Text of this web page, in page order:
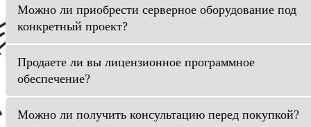
Можно ли приобрести серверное оборудование под
конкретный проект?
Продаете ли вы лицензионное программное
обеспечение?
Можно ли получить консультацию перед покупкой?